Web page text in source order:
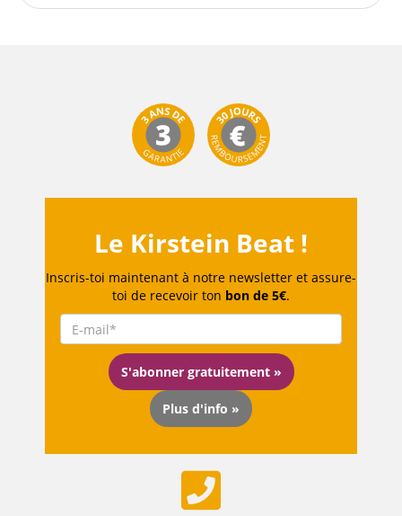
Le Kirstein Beat !
Inscris-toi maintenant à notre newsletter et assure-
toi de recevoir ton bon de 5€.
S'abonner gratuitement »
Plus d'info »